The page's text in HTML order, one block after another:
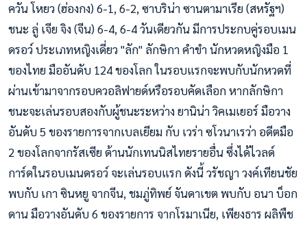
ควัน โหยว (ฮ่องกง) 6-1, 6-2, ซาบริน่า ซานตามาเรีย (สหรัฐฯ)
ชนะ ลู่ เจีย จิง (จีน) 6-4, 6-4 วันเดียวกัน มีการประกบคู่รอบเมน
ดรอว์ ประเภทหญิงเดี่ยว "ลัก" ลักษิกา คำขำ นักหวดหญิงมือ 1
ของไทย มืออันดับ 124 ของโลก ในรอบแรกจะพบกับนักหวดที่
ผ่านเข้ามาจากรอบควอลิฟายด์หรือรอบคัดเลือก หากลักษิกา
ชนะจะเล่นรอบสองกับผู้ชนะระหว่าง ยานิน่า วิคเมเยอร์ มือวาง
อันดับ 5 ของรายการจากเบลเยียม กับ เวร่า ซโวนาเรว่า อดีตมือ
2 ของโลกจากรัสเซีย ด้านนักเทนนิสไทยรายอื่น ซึ่งได้ไวลด์
การ์ดในรอบเมนดรอว์ จะเล่นรอบแรก ดังนี้ วรัชญา วงค์เทียนชัย
พบกับ เกา ซินหยู จากจีน, ชมภู่ทิพย์ จันดาเขต พบกับ อนา บ็อก
ดาน มือวางอันดับ 6 ของรายการ จากโรมาเนีย, เพียงธาร ผลิพืช